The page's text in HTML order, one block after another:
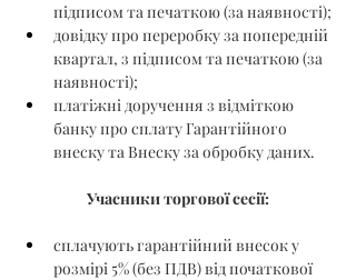
підписом та печаткою (за наявності);
довідку про переробку за попередній
квартал, з підписом та печаткою (за
наявності);
платіжні доручення з відміткою
банку про сплату Гарантійного
внеску та Внеску за обробку даних.
Учасники торгової сесії:
сплачують гарантійний внесок у
розмірі 5% (без ПДВ) від початкової